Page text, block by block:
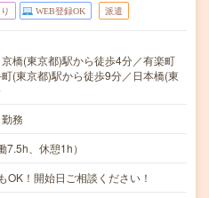
WEB登録OK 派遣
橋(東京都)駅から徒歩4分／有楽町
(東京都)駅から徒歩9分／日本橋(東
務
、休憩1h）
！開始日ご相談ください！